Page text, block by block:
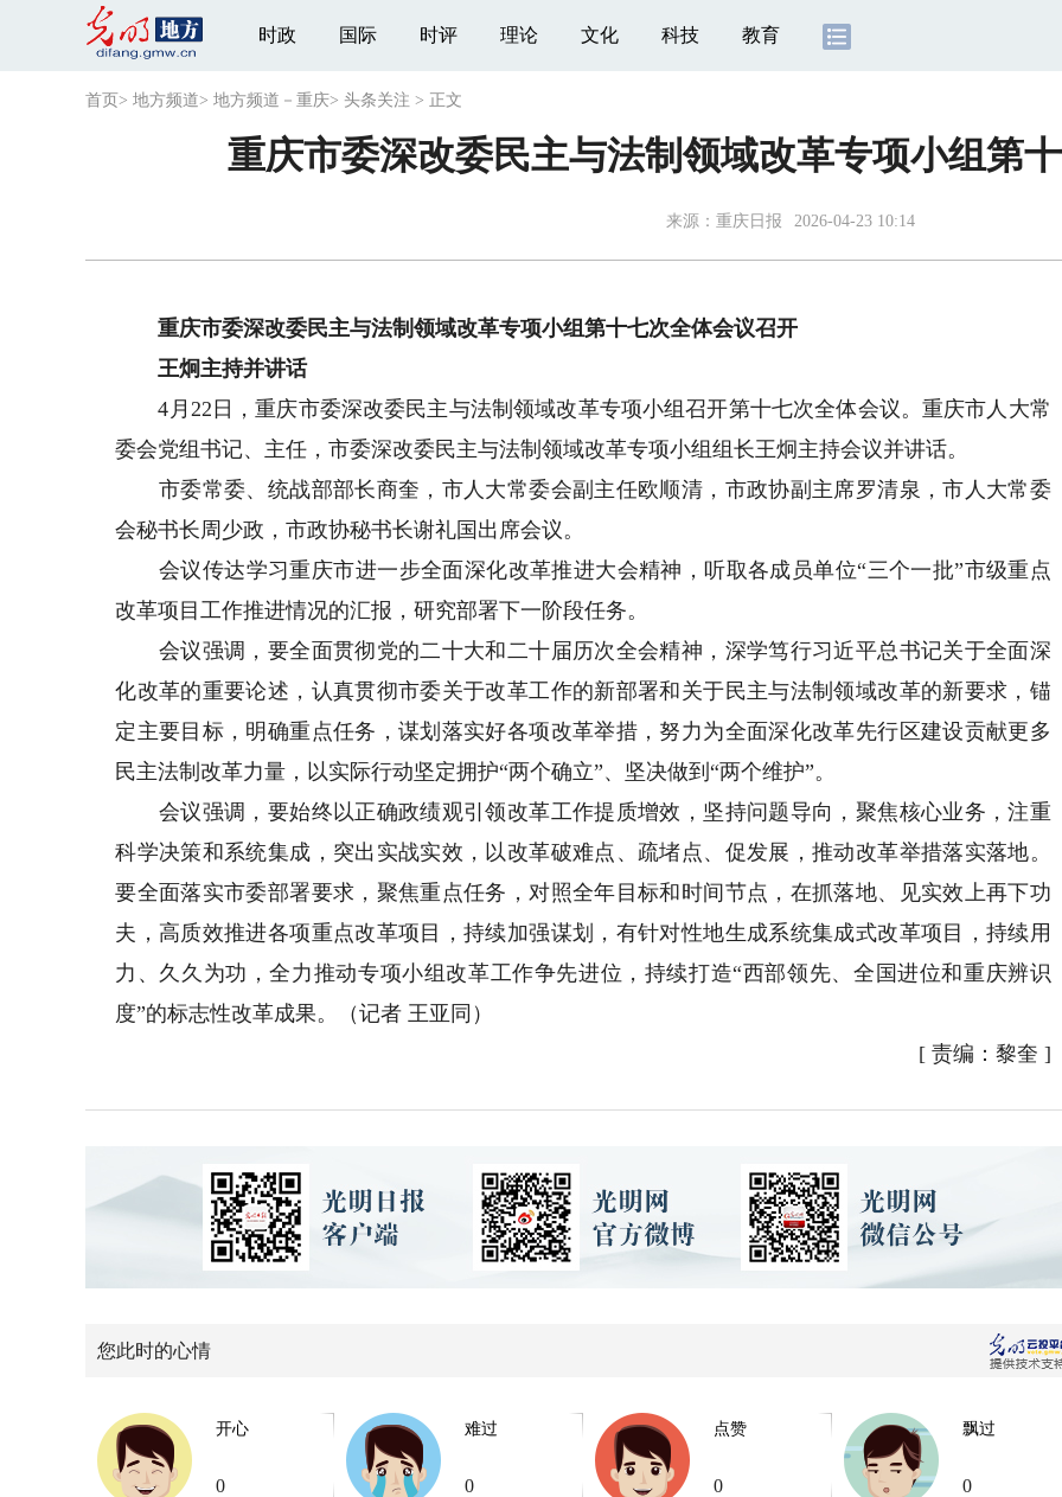
时政 国际 时评 理论 文化 科技 教育
首页 > 地方频道> 地方频道－重庆> 头条关注 > 正文
重庆市委深改委民主与法制领域改革专项小组第
来源： 重庆日报 2026-04-23 10:14
重庆市委深改委民主与法制领域改革专项小组第十七次全体会议召开
王炯主持并讲话
4月22日，重庆市委深改委民主与法制领域改革专项小组召开第十七次全体会议。重庆市人大常
委会党组书记、主任，市委深改委民主与法制领域改革专项小组组长王炯主持会议并讲话。
市委常委、统战部部长商奎，市人大常委会副主任欧顺清，市政协副主席罗清泉，市人大常委
会秘书长周少政，市政协秘书长谢礼国出席会议。
会议传达学习重庆市进一步全面深化改革推进大会精神，听取各成员单位“三个一批”市级重点
改革项目工作推进情况的汇报，研究部署下一阶段任务。
会议强调，要全面贯彻党的二十大和二十届历次全会精神，深学笃行习近平总书记关于全面深
化改革的重要论述，认真贯彻市委关于改革工作的新部署和关于民主与法制领域改革的新要求，锚
定主要目标，明确重点任务，谋划落实好各项改革举措，努力为全面深化改革先行区建设贡献更多
民主法制改革力量，以实际行动坚定拥护“两个确立”、坚决做到“两个维护”。
会议强调，要始终以正确政绩观引领改革工作提质增效，坚持问题导向，聚焦核心业务，注重
科学决策和系统集成，突出实战实效，以改革破难点、疏堵点、促发展，推动改革举措落实落地。
要全面落实市委部署要求，聚焦重点任务，对照全年目标和时间节点，在抓落地、见实效上再下功
夫，高质效推进各项重点改革项目，持续加强谋划，有针对性地生成系统集成式改革项目，持续用
力、久久为功，全力推动专项小组改革工作争先进位，持续打造“西部领先、全国进位和重庆辨识
度”的标志性改革成果。（记者 王亚同）
[ 责编：黎奎 ]
您此时的心情
开心
0
难过
0
点赞
0
飘过
0